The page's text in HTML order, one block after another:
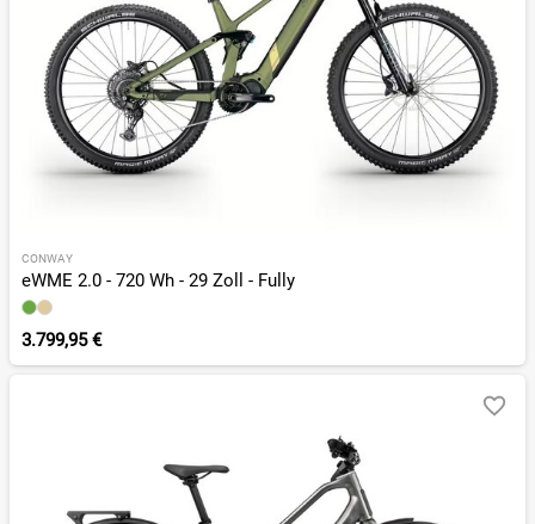
CONWAY
eWME 2.0 - 720 Wh - 29 Zoll - Fully
3.799,95 €